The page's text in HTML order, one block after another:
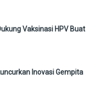
Vaksinasi HPV Buat
Inovasi Gempita